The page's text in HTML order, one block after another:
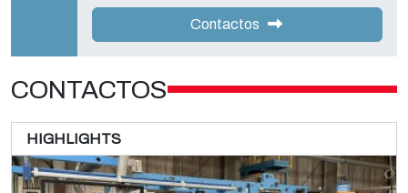
Contactos
CONTACTOS
HIGHLIGHTS